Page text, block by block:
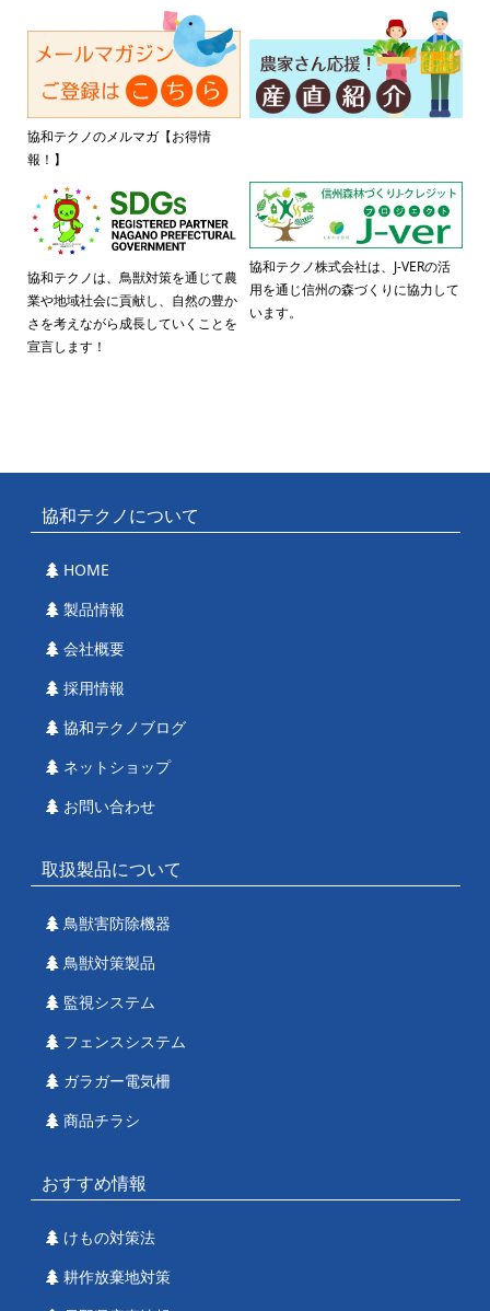
協和テクノのメルマガ【お得情
報！】
協和テクノは、鳥獣対策を通じて農
業や地域社会に貢献し、自然の豊か
さを考えながら成長していくことを
宣言します！
協和テクノ株式会社は、J-VERの活
用を通じ信州の森づくりに協力して
います。
協和テクノについて
HOME
製品情報
会社概要
採用情報
協和テクノブログ
ネットショップ
お問い合わせ
取扱製品について
鳥獣害防除機器
鳥獣対策製品
監視システム
フェンスシステム
ガラガー電気柵
商品チラシ
おすすめ情報
けもの対策法
耕作放棄地対策